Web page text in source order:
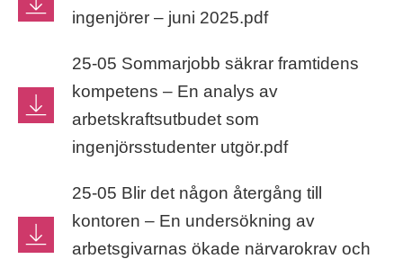
ingenjörer – juni 2025.pdf
25-05 ​​Sommarjobb säkrar framtidens
kompetens​ – En analys av
arbetskraftsutbudet som
ingenjörsstudenter utgör.pdf
25-05 Blir det någon återgång till
kontoren – En undersökning av
arbetsgivarnas ökade närvarokrav och